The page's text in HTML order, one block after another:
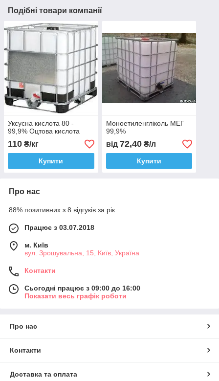
Подібні товари компанії
Уксусна кислота 80 -
99,9% Оцтова кислота
110 ₴/кг
Купити
Моноетиленгліколь МЕГ
99,9%
від 72,40₴/л
Купити
Про нас
88% позитивних з 8 відгуків за рік
Працює з 03.07.2018
м. Київ
вул. Зрошувальна, 15, Київ, Україна
Контакти
Сьогодні працює з 09:00 до 16:00
Показати весь графік роботи
Про нас
Контакти
Доставка та оплата